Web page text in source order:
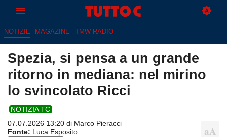
NOTIZIE MAGAZINE TMW RADIO
Spezia, si pensa a un grande
ritorno in mediana: nel mirino
lo svincolato Ricci
NOTIZIA TC
07.07.2026 13:20 di Marco Pieracci
Fonte: Luca Esposito